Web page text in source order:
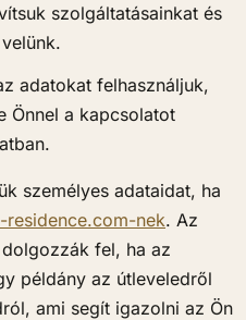
szolgáltatásainkat és
adatokat felhasználjuk,
Önnel a kapcsolatot
személyes adataidat, ha
residence.com-nek. Az
fel, ha az
példány az útleveledről
ami segít igazolni az Ön